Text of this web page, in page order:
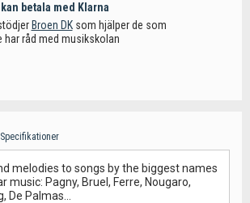
kan betala med Klarna
Broen DKsom hjälper de som
har råd med musikskolan
Specifikationer
melodies to songs by the biggest names
music: Pagny, Bruel, Ferre, Nougaro,
De Palmas...